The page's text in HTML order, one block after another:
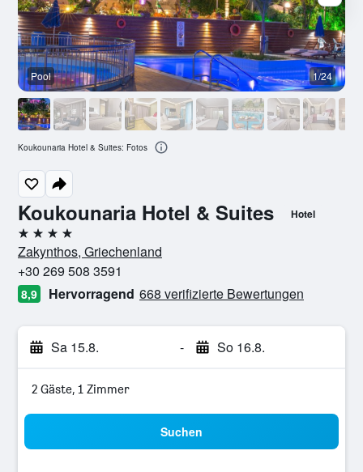
Koukounaria Hotel & Suites Hotel
4 Sterne
Zakynthos, Griechenland
+30 269 508 3591
8,9 Hervorragend 668 verifizierte Bewertungen
Sa 15.8. - So 16.8.
2 Gäste, 1 Zimmer
Suchen
Pool 1/24
Koukounaria Hotel & Suites: Fotos